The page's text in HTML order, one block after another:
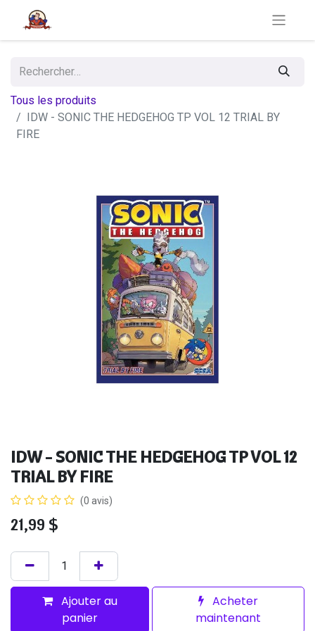
Tous les produits
IDW - SONIC THE HEDGEHOG TP VOL 12 TRIAL BY
FIRE
IDW - SONIC THE HEDGEHOG TP VOL 12
TRIAL BY FIRE
(0 avis)
21,99 $
Ajouter au
panier
Acheter
maintenant